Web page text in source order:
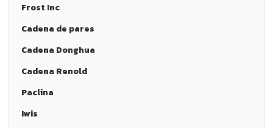
Frost Inc
Cadena de pares
Cadena Donghua
Cadena Renold
Paclina
Iwis